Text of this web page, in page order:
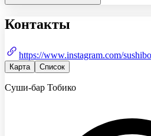
Контакты
https://www.instagram.com/
Карта Список
Суши-бар Тобико